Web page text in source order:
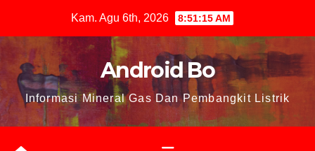
content
Kam. Agu 6th, 2026 8:51:16 AM
Android Bo
Informasi Mineral Gas Dan Pembangkit Listrik